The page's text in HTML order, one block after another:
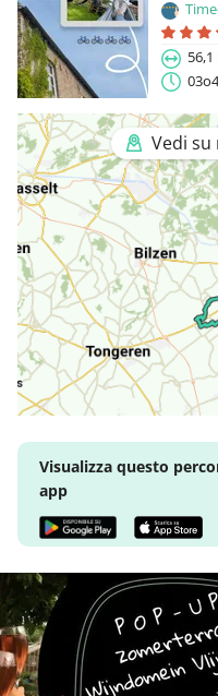
Vedi
Visualizza questo
app